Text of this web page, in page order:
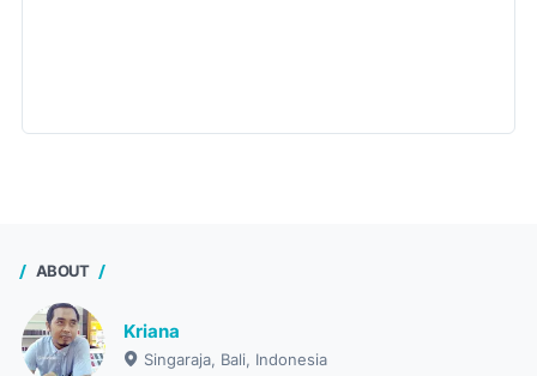
ABOUT
Kriana
Singaraja, Bali, Indonesia